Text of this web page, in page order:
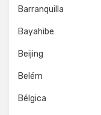
Barranquilla
Bayahibe
Beijing
Belém
Bélgica